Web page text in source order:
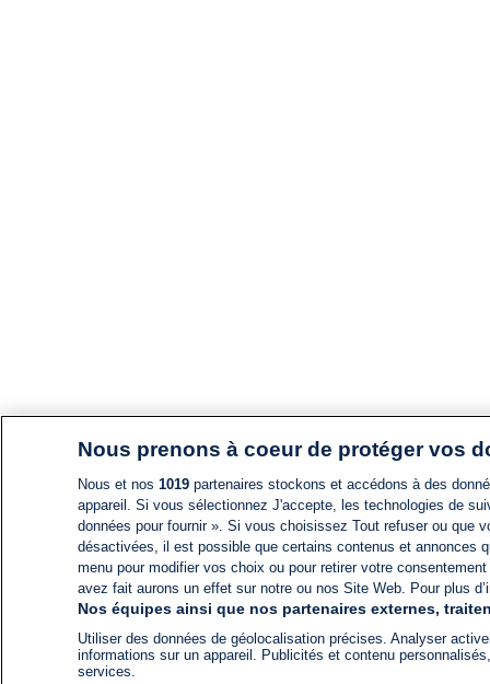
Nous prenons à coeur de protéger vos
Nous et nos 1019partenaires stockons et accédons à des
appareil. Si vous sélectionnez J'accepte, les technologies de
données pour fournir ». Si vous choisissez Tout refuser ou
désactivées, il est possible que certains contenus et annonces
menu pour modifier vos choix ou pour retirer votre
avez fait aurons un effet sur notre ou nos Site Web. Pour plus
Nos équipes ainsi que nos partenaires externes,
Utiliser des données de géolocalisation précises. Analyser
informations sur un appareil. Publicités et contenu
services.